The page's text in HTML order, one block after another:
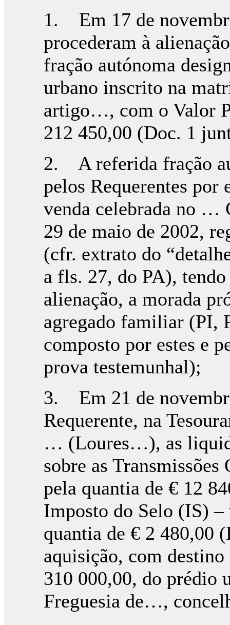
1. Em 17 de
procederam à
fração autónoma
urbano inscrito na
artigo…, com o Valor
212 450,00 (Doc. 1
2. A referida fração
pelos Requerentes por
venda celebrada no …
29 de maio de 2002,
(cfr. extrato do
a fls. 27, do PA),
alienação, a morada
agregado familiar (PI,
composto por estes e
prova testemunhal);
3. Em 21 de
Requerente, na
… (Loures…), as
sobre as
pela quantia de € 12
Imposto do Selo (IS) –
quantia de € 2 480,00
aquisição, com
310 000,00, do prédio
Freguesia de…,